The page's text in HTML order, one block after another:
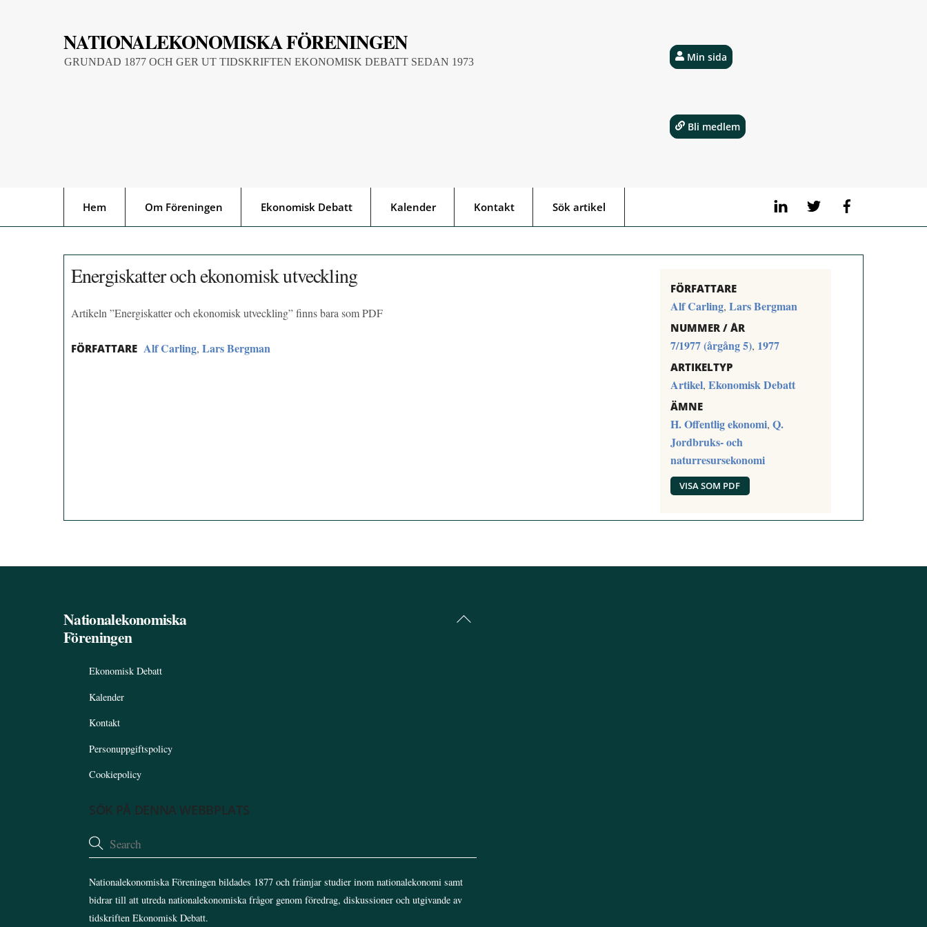
NATIONALEKONOMISKA FÖRENINGEN
GRUNDAD 1877 OCH GER UT TIDSKRIFTEN EKONOMISK DEBATT SEDAN 1973
LinkedIn Twitter
Hem Om Föreningen Ekonomisk Debatt Kalender Kontakt Sök artikel
Min sida
Bli medlem
Energiskatter och ekonomisk utveckling
Artikeln ”Energiskatter och ekonomisk utveckling” finns bara som PDF
FÖRFATTARE Alf Carling, Lars Bergman
FÖRFATTARE
Alf Carling, Lars Bergman
NUMMER / ÅR
7/1977 (årgång 5), 1977
ARTIKELTYP
Artikel, Ekonomisk Debatt
ÄMNE
H. Offentlig ekonomi, Q.
Jordbruks- och
naturresursekonomi
VISA SOM PDF
Back
Nationalekonomiska
Föreningen
Ekonomisk Debatt
Kalender
Kontakt
Personuppgiftspolicy
Cookiepolicy
SÖK PÅ DENNA WEBBPLATS
Nationalekonomiska Föreningen bildades 1877 och främjar studier inom nationalekonomi samt
bidrar till att utreda nationalekonomiska frågor genom föredrag, diskussioner och utgivande av
tidskriften Ekonomisk Debatt.